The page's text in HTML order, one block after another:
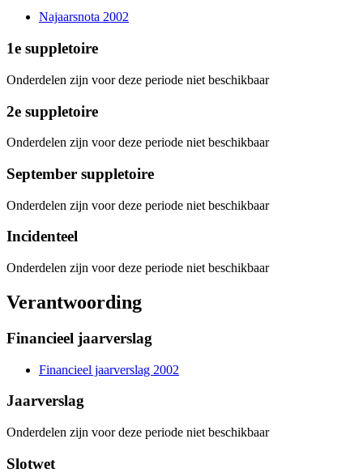
Najaarsnota 2002
1e suppletoire
Onderdelen zijn voor deze periode niet beschikbaar
2e suppletoire
Onderdelen zijn voor deze periode niet beschikbaar
September suppletoire
Onderdelen zijn voor deze periode niet beschikbaar
Incidenteel
Onderdelen zijn voor deze periode niet beschikbaar
Verantwoording
Financieel jaarverslag
Financieel jaarverslag 2002
Jaarverslag
Onderdelen zijn voor deze periode niet beschikbaar
Slotwet